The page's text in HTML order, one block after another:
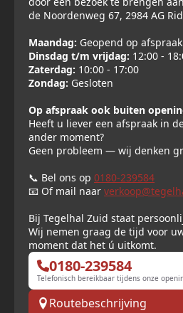
de Noordenweg 67, 2984 AG
Maandag: Geopend op afspraak
Dinsdag t/m vrijdag: 12:00 -
Zaterdag: 10:00 - 17:00
Zondag: Gesloten
Op afspraak ook buiten
Heeft u liever een afspraak in
ander moment?
Geen probleem — wij denken
📞 Bel ons op 0180-239584
📧 Of mail naar
Bij Tegelhal Zuid staat
Wij nemen graag de tijd voor
moment dat het ú uitkomt.
0180-239584
Telefonisch bereikbaar tijdens onze
Routebeschrijving